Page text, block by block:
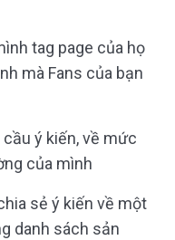
tag page của họ
mà Fans của bạn
ý kiến, về mức
của mình
sẻ ý kiến về một
danh sách sản